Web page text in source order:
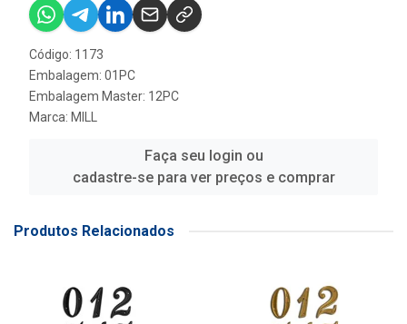
Código: 1173
Embalagem: 01PC
Embalagem Master: 12PC
Marca: MILL
Faça seu login ou
cadastre-se para ver preços e comprar
Produtos Relacionados